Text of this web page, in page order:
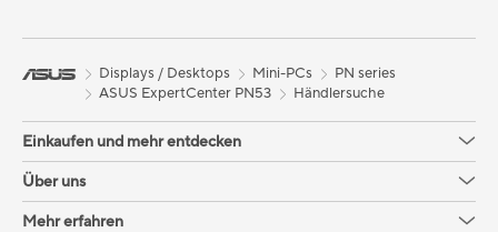
Displays / Desktops Mini-PCs
PN series
ASUS ExpertCenter PN53
Händlersuche
Einkaufen und mehr entdecken
Über uns
Mehr erfahren